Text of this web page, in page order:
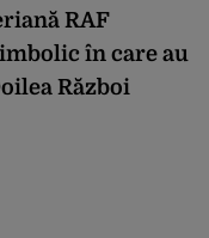
RAF
în care au
Război